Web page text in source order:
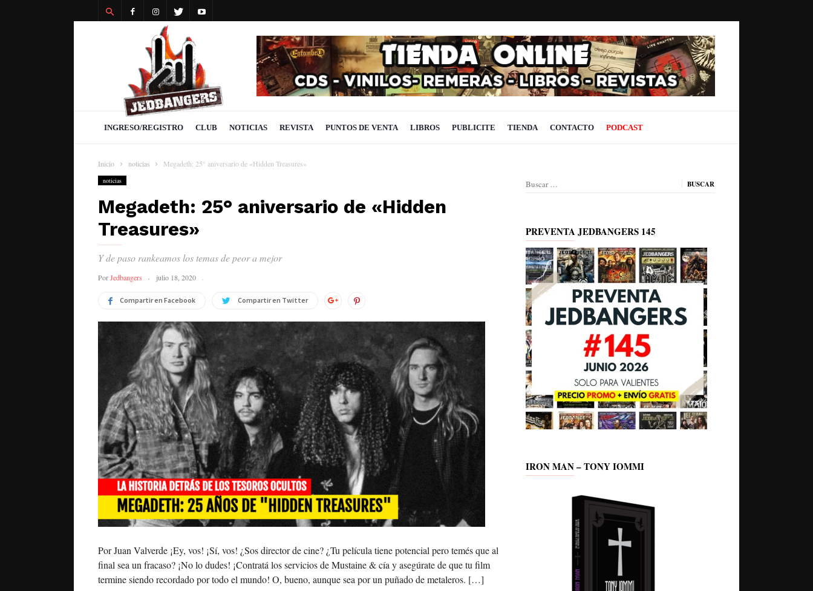
INGRESO/REGISTRO CLUB NOTICIAS REVISTA PUNTOS DE VENTA LIBROS PUBLICITE TIENDA CONTACTO PODCAST
Inicio noticias Megadeth: 25° aniversario de «Hidden Treasures»
noticias
Megadeth: 25° aniversario de «Hidden
Treasures»
Y de paso rankeamos los temas de peor a mejor
PorJedbangers julio 18, 2020
Compartir en Facebook Compartir en Twitter
Por Juan Valverde ¡Ey, vos! ¡Sí, vos! ¿Sos director de cine? ¿Tu película tiene potencial pero temés que al
final sea un fracaso? ¡No lo dudes! ¡Contratá los servicios de Mustaine & cía y asegúrate de que tu film
termine siendo recordado por todo el mundo! O, bueno, aunque sea por un puñado de metaleros. […]
Buscar:
PREVENTA JEDBANGERS 145
IRON MAN – TONY IOMMI